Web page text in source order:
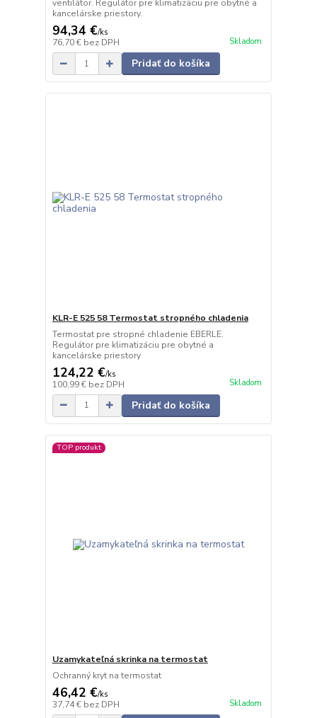
ventilátor. Regulátor pre klimatizáciu pre obytné a
kancelárske priestory.
94,34 €/ks
76,70 € bez DPH Skladom
Pridať do košíka
KLR-E 525 58 Termostat stropného chladenia
Termostat pre stropné chladenie EBERLE.
Regulátor pre klimatizáciu pre obytné a
kancelárske priestory
124,22 €/ks
100,99 € bez DPH Skladom
Pridať do košíka
TOP produkt
Uzamykateľná skrinka na termostat
Ochranný kryt na termostat
46,42 €/ks
37,74 € bez DPH Skladom